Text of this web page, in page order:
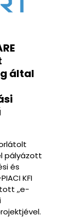
által
pályázott
és
KFI
„e-